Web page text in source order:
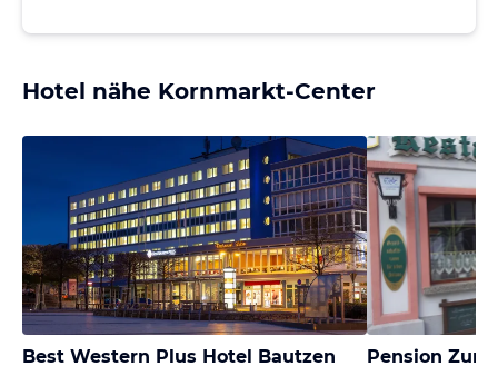
Hotel nähe Kornmarkt-Center
Best Western Plus Hotel Bautzen Pension Zum